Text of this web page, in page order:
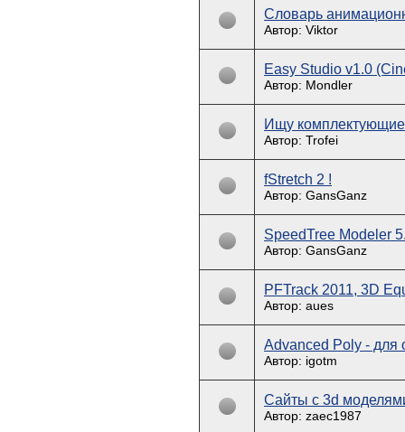
Словарь
Автор: Viktor
Easy Studio v1.0
Автор: Mondler
Ищу
Автор: Trofei
fStretch 2 !
Автор: GansGanz
SpeedTree Modeler
Автор: GansGanz
PFTrack 2011, 3D
Автор: aues
Advanced Poly - для
Автор: igotm
Сайты с 3d
Автор: zaec1987